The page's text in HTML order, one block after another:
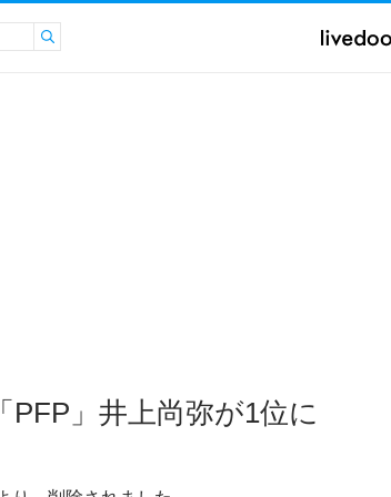
PFP」井上尚弥が1位に